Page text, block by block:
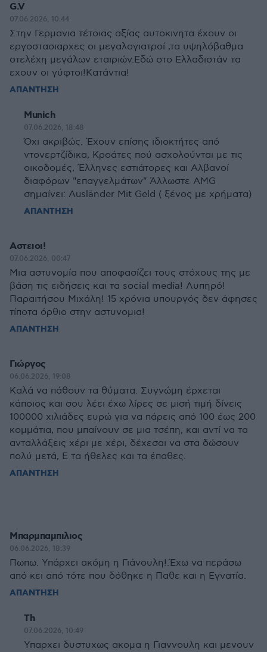
G.V
07.06.2026, 10:44
Στην Γερμανια τέτοιας αξίας αυτοκινητα έχουν οι
εργοστασιαρχες οι μεγαλογιατροί ,τα υψηλόβαθμα
στελέχη μεγάλων εταιριών.Εδώ στο Ελλαδιστάν τα
εχουν οι γύφτοι!Κατάντια!
ΑΠΑΝΤΗΣΗ
Munich
07.06.2026, 18:48
Όχι ακριβώς. Έχουν επίσης ιδιοκτήτες από
ντονερτζίδικα, Κροάτες πού ασχολούνται με τις
οικοδομές, Έλληνες εστιάτορες και Αλβανοί
διαφόρων "επαγγελμάτων" Άλλωστε AMG
σημαίνει: Ausländer Mit Geld ( ξένος με χρήματα)
ΑΠΑΝΤΗΣΗ
Αστειοι!
07.06.2026, 00:47
Μια αστυνομία που αποφασίζει τους στόχους της με
βάση τις ειδήσεις και τα social media! Λυπηρό!
Παραιτήσου Μιχάλη! 15 χρόνια υπουργός δεν άφησες
τίποτα όρθιο στην αστυνομια!
ΑΠΑΝΤΗΣΗ
Γιώργος
06.06.2026, 19:08
Καλά να πάθουν τα θύματα. Συγνώμη έρχεται
κάποιος και σου λέει έχω λίρες σε μισή τιμή δίνεις
100000 χιλιάδες ευρώ για να πάρεις από 100 έως 200
κομμάτια, που μπαίνουν σε μια τσέπη, και αντί να τα
ανταλλάξεις χέρι με χέρι, δέχεσαι να στα δώσουν
πολύ μετά, Ε τα ήθελες και τα έπαθες.
ΑΠΑΝΤΗΣΗ
Μπαρμπαμπιλιος
06.06.2026, 18:39
Πωπω. Υπάρχει ακόμη η Γιάνουλη!.Έχω να περάσω
από κει από τότε που δόθηκε η Παθε και η Εγνατία.
ΑΠΑΝΤΗΣΗ
Th
07.06.2026, 10:49
Υπαρχει δυστυχως ακομα η Γιαννουλη και μενουν